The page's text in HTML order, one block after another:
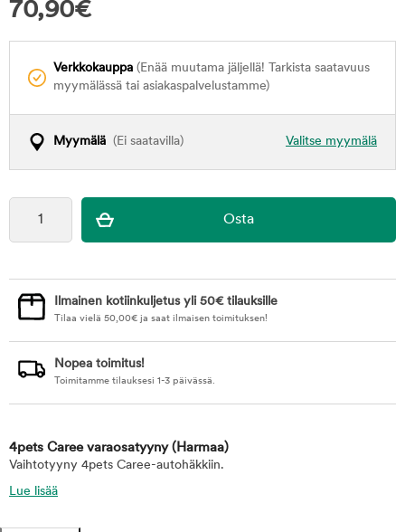
70,90€
Verkkokauppa (Enää muutama jäljellä! Tarkista saatavuus
myymälässä tai asiakaspalvelustamme)
Valitse myymälä
Myymälä (Ei saatavilla)
Ilmainen kotiinkuljetus yli 50€ tilauksille
Tilaa vielä 50,00€ ja saat ilmaisen toimituksen!
Nopea toimitus!
Toimitamme tilauksesi 1-3 päivässä.
4pets Caree varaosatyyny (Harmaa)
Vaihtotyyny 4pets Caree-autohäkkiin.
Lue lisää